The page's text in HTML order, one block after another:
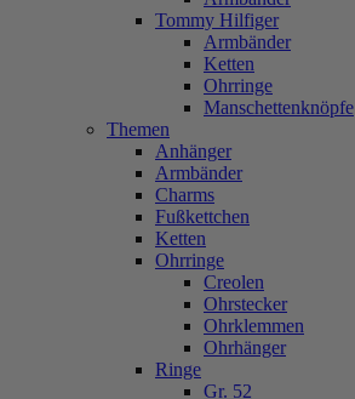
Tommy Hilfiger
Armbänder
Ketten
Ohrringe
Manschettenknöpfe
Themen
Anhänger
Armbänder
Charms
Fußkettchen
Ketten
Ohrringe
Creolen
Ohrstecker
Ohrklemmen
Ohrhänger
Ringe
Gr. 52